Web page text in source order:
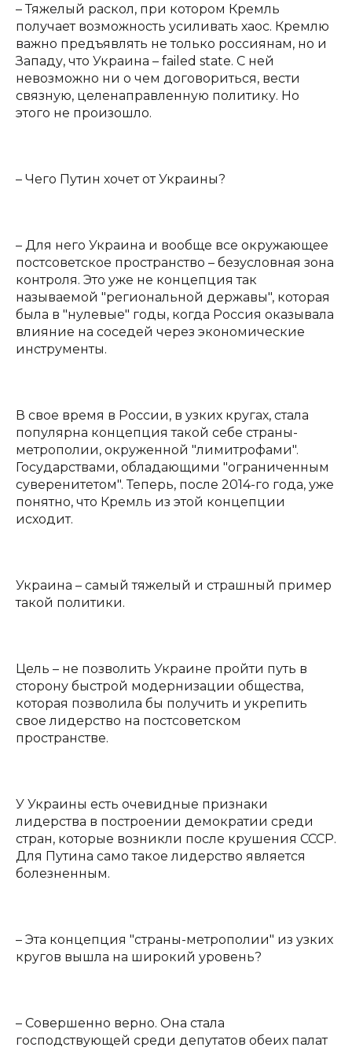
– Тяжелый раскол, при котором Кремль
получает возможность усиливать хаос. Кремлю
важно предъявлять не только россиянам, но и
Западу, что Украина – failed state. С ней
невозможно ни о чем договориться, вести
связную, целенаправленную политику. Но
этого не произошло.
– Чего Путин хочет от Украины?
– Для него Украина и вообще все окружающее
постсоветское пространство – безусловная зона
контроля. Это уже не концепция так
называемой "региональной державы", которая
была в "нулевые" годы, когда Россия оказывала
влияние на соседей через экономические
инструменты.
В свое время в России, в узких кругах, стала
популярна концепция такой себе страны-
метрополии, окруженной "лимитрофами".
Государствами, обладающими "ограниченным
суверенитетом". Теперь, после 2014-го года, уже
понятно, что Кремль из этой концепции
исходит.
Украина – самый тяжелый и страшный пример
такой политики.
Цель – не позволить Украине пройти путь в
сторону быстрой модернизации общества,
которая позволила бы получить и укрепить
свое лидерство на постсоветском
пространстве.
У Украины есть очевидные признаки
лидерства в построении демократии среди
стран, которые возникли после крушения СССР.
Для Путина само такое лидерство является
болезненным.
– Эта концепция "страны-метрополии" из узких
кругов вышла на широкий уровень?
– Совершенно верно. Она стала
господствующей среди депутатов обеих палат